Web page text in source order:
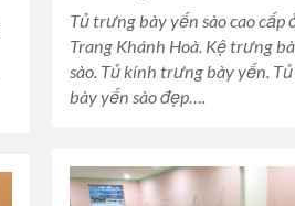
Tủ trưng bày yến sào cao cấp
Trang Khánh Hoà. Kệ trưng
sào. Tủ kính trưng bày yến.
bày yến sào đẹp….